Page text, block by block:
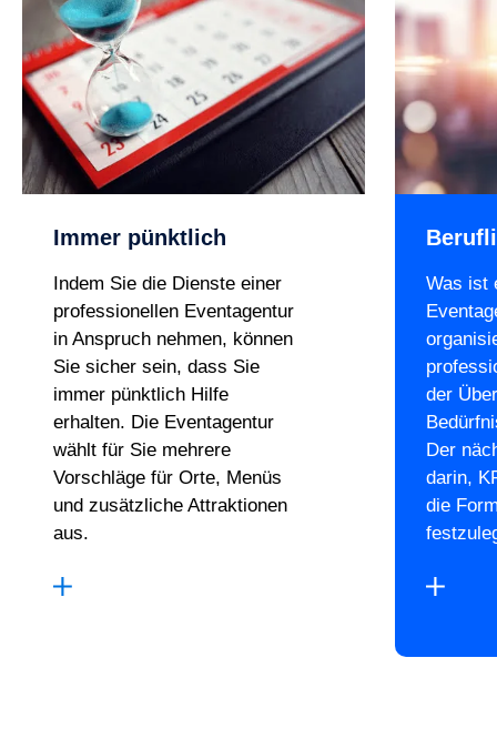
Immer pünktlich
Indem Sie die Dienste einer
professionellen Eventagentur
in Anspruch nehmen, können
Sie sicher sein, dass Sie
immer pünktlich Hilfe
erhalten. Die Eventagentur
wählt für Sie mehrere
Vorschläge für Orte, Menüs
und zusätzliche Attraktionen
aus.
Was ist
der
Der
darin,
die